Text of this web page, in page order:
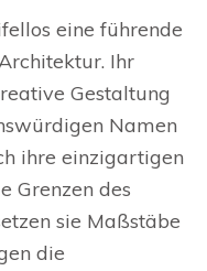
eine führende
Ihr
Gestaltung
Namen
ihre einzigartigen
Grenzen des
sie Maßstäbe
die